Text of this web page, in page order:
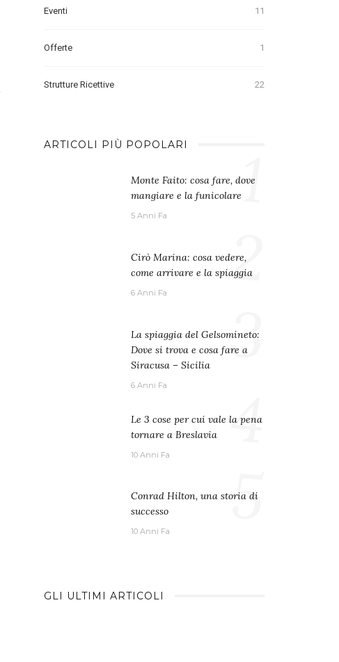
Eventi 11
Offerte 1
Strutture Ricettive 22
ARTICOLI PIÙ POPOLARI
Monte Faito: cosa fare, dove
mangiare e la funicolare
5 Anni Fa 1
Cirò Marina: cosa vedere,
come arrivare e la spiaggia
6 Anni Fa 2
La spiaggia del Gelsomineto:
Dove si trova e cosa fare a
Siracusa – Sicilia
6 Anni Fa
3
Le 3 cose per cui vale la pena
tornare a Breslavia
10 Anni Fa 4
Conrad Hilton, una storia di
successo
10 Anni Fa 5
GLI ULTIMI ARTICOLI